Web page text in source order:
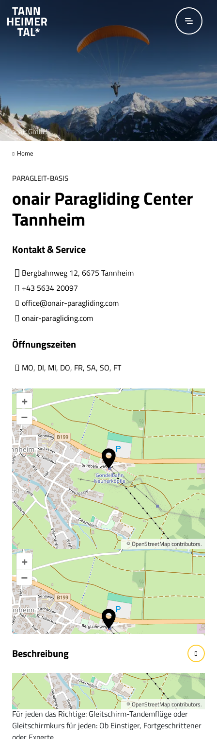
© onair GmbH
Home
PARAGLEIT-BASIS
onair Paragliding Center
Tannheim
Kontakt & Service
Bergbahnweg 12, 6675 Tannheim
+43 5634 20097
office@onair-paragliding.com
onair-paragliding.com
Öffnungszeiten
MO, DI, MI, DO, FR, SA, SO, FT
+
–
©OpenStreetMapcontributors.
+
–
©OpenStreetMapcontributors.
Karte vergrößern
Informationen &
Wissenswertes
Beschreibung
Faszination Gleitschirmfliegen. onair bringt dich in die
Luft. Lass dich entführen in die wunderbare Welt des
Gleitschirmfliegen.
Für jeden das Richtige: Gleitschirm-Tandemflüge oder
Gleitschirmkurs für jeden: Ob Einstiger, Fortgeschrittener